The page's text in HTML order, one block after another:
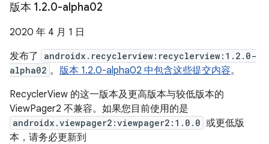
版本 1.2.0-alpha02
2020 年 4 月 1 日
发布了
androidx.recyclerview:recyclerview:1.2.0-
alpha02 。 版本 1.2.0-alpha02 中包含这些提交内容。
RecyclerView 的这一版本及更高版本与较低版本的
ViewPager2 不兼容。如果您目前使用的是
androidx.viewpager2:viewpager2:1.0.0 或更低版
本，请务必更新到